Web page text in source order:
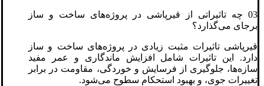
03 چه تاثیراتی از قیرپاشی در پروژه‌های ساخت و ساز
برجای می‌گذارد؟
قیرپاشی تاثیرات مثبت زیادی در پروژه‌های ساخت و ساز
دارد. این تاثیرات شامل افزایش ماندگاری و عمر مفید
سازه‌ها، جلوگیری از فرسایش و خوردگی، مقاومت در برابر
تغییرات جوی، و بهبود استحکام سطوح می‌شود.